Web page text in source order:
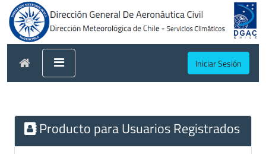
Iniciar Sesión
Producto para Usuarios Registrados